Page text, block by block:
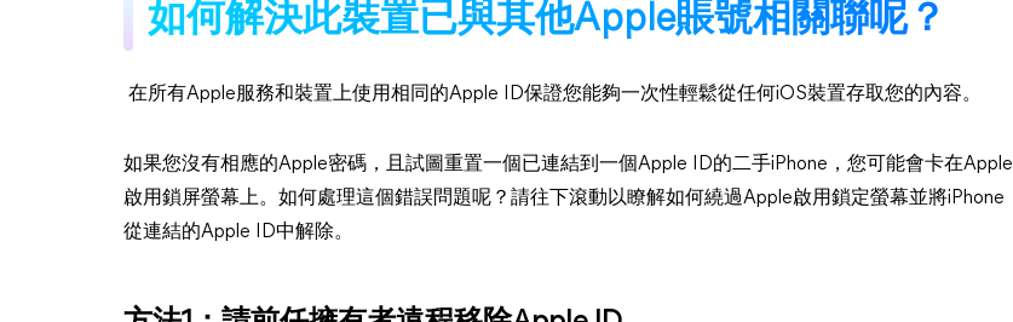
如何解決此裝置已與其他Apple賬號相關聯呢？
在所有Apple服務和裝置上使用相同的Apple ID保證您能夠一次性輕鬆從任何iOS裝置存取您的內容。
如果您沒有相應的Apple密碼，且試圖重置一個已連結到一個Apple ID的二手iPhone，您可能會卡在Apple
啟用鎖屏螢幕上。如何處理這個錯誤問題呢？請往下滾動以瞭解如何繞過Apple啟用鎖定螢幕並將iPhone
從連結的Apple ID中解除。